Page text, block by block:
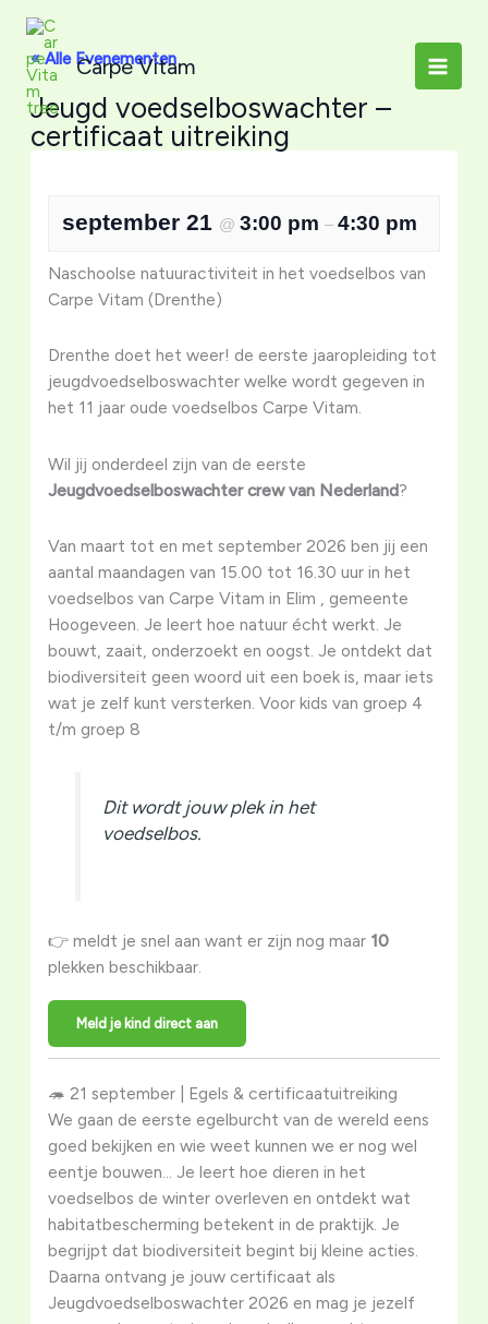
naar
inhoud
Carpe Vitam
« Alle Evenementen
Jeugd voedselboswachter –
certificaat uitreiking
september 21 @ 3:00 pm – 4:30 pm
Naschoolse natuuractiviteit in het voedselbos van
Carpe Vitam (Drenthe)
Drenthe doet het weer! de eerste jaaropleiding tot
jeugdvoedselboswachter welke wordt gegeven in
het 11 jaar oude voedselbos Carpe Vitam.
Wil jij onderdeel zijn van de eerste
Jeugdvoedselboswachter crew van Nederland?
Van maart tot en met september 2026 ben jij een
aantal maandagen van 15.00 tot 16.30 uur in het
voedselbos van Carpe Vitam in Elim , gemeente
Hoogeveen. Je leert hoe natuur écht werkt. Je
bouwt, zaait, onderzoekt en oogst. Je ontdekt dat
biodiversiteit geen woord uit een boek is, maar iets
wat je zelf kunt versterken. Voor kids van groep 4
t/m groep 8
Dit wordt jouw plek in het
voedselbos.
👉 meldt je snel aan want er zijn nog maar 10
plekken beschikbaar.
Meld je kind direct aan
🦔 21 september | Egels & certificaatuitreiking
We gaan de eerste egelburcht van de wereld eens
goed bekijken en wie weet kunnen we er nog wel
eentje bouwen… Je leert hoe dieren in het
voedselbos de winter overleven en ontdekt wat
habitatbescherming betekent in de praktijk. Je
begrijpt dat biodiversiteit begint bij kleine acties.
Daarna ontvang je jouw certificaat als
Jeugdvoedselboswachter 2026 en mag je jezelf